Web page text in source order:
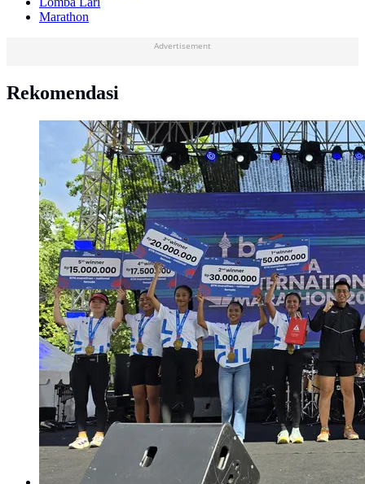
Marathon
Advertisement
Rekomendasi